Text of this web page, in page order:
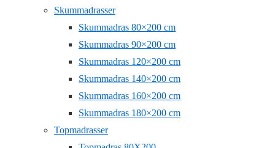
Skummadrasser
Skummadras 80×200 cm
Skummadras 90×200 cm
Skummadras 120×200 cm
Skummadras 140×200 cm
Skummadras 160×200 cm
Skummadras 180×200 cm
Topmadrasser